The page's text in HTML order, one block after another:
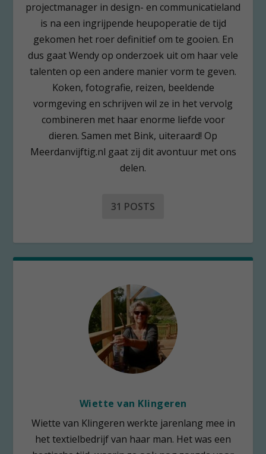
projectmanager in design- en communicatieland
is na een ingrijpende heupoperatie de tijd
gekomen het roer definitief om te gooien. En
dus gaat Wendy op onderzoek uit om haar vele
talenten op een andere manier vorm te geven.
Koken, fotografie, reizen, beeldende
vormgeving en schrijven wil ze in het vervolg
combineren met haar enorme liefde voor
dieren. Samen met Bink, uiteraard! Op
Meerdanvijftig.nl gaat zij dit avontuur met ons
delen.
31 POSTS
Wiette van Klingeren
Wiette van Klingeren werkte jarenlang mee in
het textielbedrijf van haar man. Het was een